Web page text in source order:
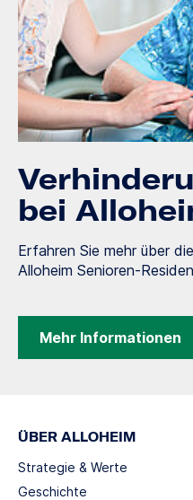
bei
Erfahren Sie mehr über
Alloheim Senioren-
Mehr Informationen
ÜBER ALLOHEIM
Strategie & Werte
Geschichte